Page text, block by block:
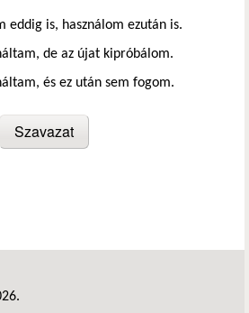
eddig is, használom ezután is.
de az újat kipróbálom.
és ez után sem fogom.